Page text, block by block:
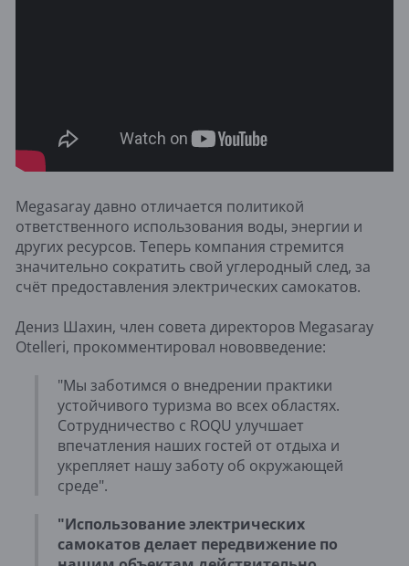
Megasaray давно отличается политикой
ответственного использования воды, энергии и
других ресурсов. Теперь компания стремится
значительно сократить свой углеродный след, за
счёт предоставления электрических самокатов.
Дениз Шахин, член совета директоров Megasaray
Otelleri, прокомментировал нововведение:
"Мы заботимся о внедрении практики
устойчивого туризма во всех областях.
Сотрудничество с ROQU улучшает
впечатления наших гостей от отдыха и
укрепляет нашу заботу об окружающей
среде".
"Использование электрических
самокатов делает передвижение по